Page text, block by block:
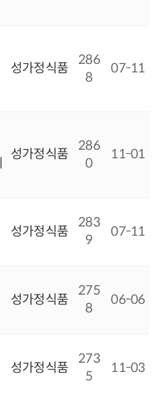
성가정식품
286
8
07-11
성가정식품
286
0
11-01
성가정식품
283
9
07-11
성가정식품
275
8
06-06
성가정식품
273
5
11-03